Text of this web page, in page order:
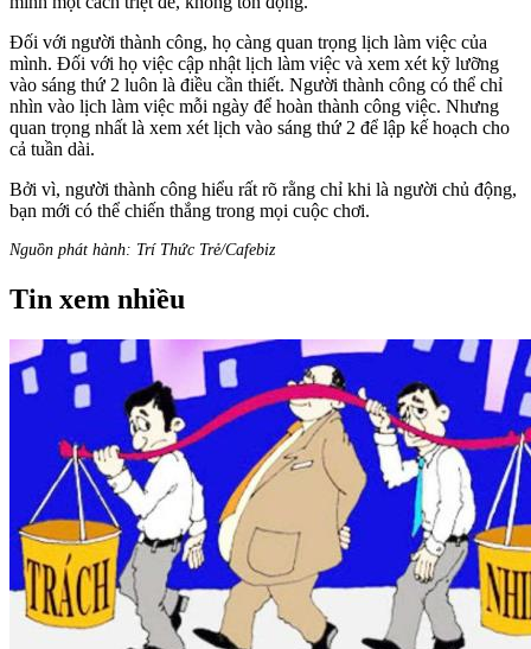
Đối với người thành công, họ càng quan trọng lịch làm việc của
mình. Đối với họ việc cập nhật lịch làm việc và xem xét kỹ lưỡng
vào sáng thứ 2 luôn là điều cần thiết. Người thành công có thể chỉ
nhìn vào lịch làm việc mỗi ngày để hoàn thành công việc. Nhưng
quan trọng nhất là xem xét lịch vào sáng thứ 2 để lập kế hoạch cho
cả tuần dài.
Bởi vì, người thành công hiểu rất rõ rằng chỉ khi là người chủ động,
bạn mới có thể chiến thắng trong mọi cuộc chơi.
Nguồn phát hành: Trí Thức Trẻ/Cafebiz
Tin xem nhiều